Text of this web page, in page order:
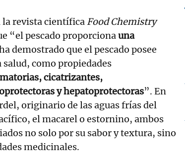
la revista científica Food Chemistry
“el pescado proporcionauna
demostrado que el pescado posee
como propiedades
cicatrizantes,
y hepatoprotectoras”. En
originario de las aguas frías del
el macarel o estornino, ambos
no solo por su sabor y textura, sino
medicinales.